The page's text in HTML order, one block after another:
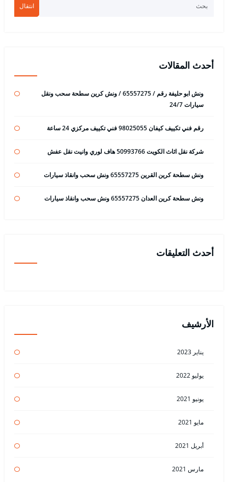
انتقال
أحدث المقالات
ونش ابو حليفة رقم / 65557275 / ونش كرين سطحة سحب ونقل
سيارات 24/7
رقم فني تكييف كيفان 98025055 فني تكييف مركزي 24 ساعة
شركة نقل اثاث الكويت 50993766 هاف لوري وانيت نقل عفش
ونش سطحة كرين القرين 65557275 ونش سحب وانقاذ سيارات
ونش سطحة كرين العدان 65557275 ونش سحب وانقاذ سيارات
أحدث التعليقات
الأرشيف
يناير 2023
يوليو 2022
يونيو 2021
مايو 2021
أبريل 2021
مارس 2021